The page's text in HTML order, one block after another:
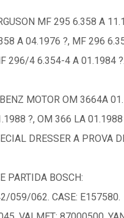
MF 295 6.358 A
A 04.1976 ?, MF 296
296/4 6.354-4 A 01.1984 ?.
MOTOR OM 3664A
?, OM 366 LA 01.1988
DRESSER A PROVA
PARTIDA BOSCH:
059/062. CASE: E157580.